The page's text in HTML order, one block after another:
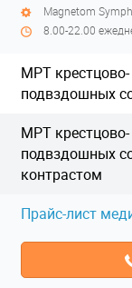
8.00-22.00
МРТ крестцово-
подвздошных
МРТ крестцово-
подвздошных
контрастом
Прайс-лист